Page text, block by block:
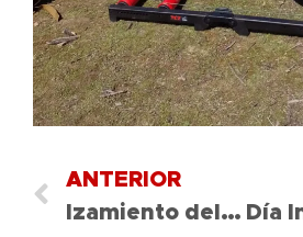
ANTERIOR
Izamiento del Pabellón Nacional